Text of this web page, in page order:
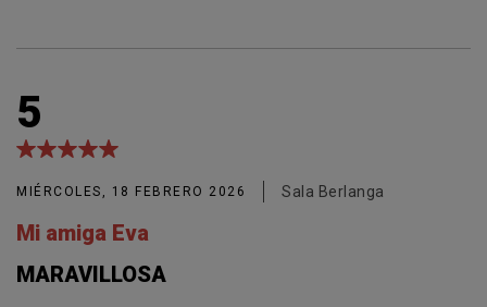
5
MIÉRCOLES, 18 FEBRERO 2026 Sala Berlanga
Mi amiga Eva
MARAVILLOSA